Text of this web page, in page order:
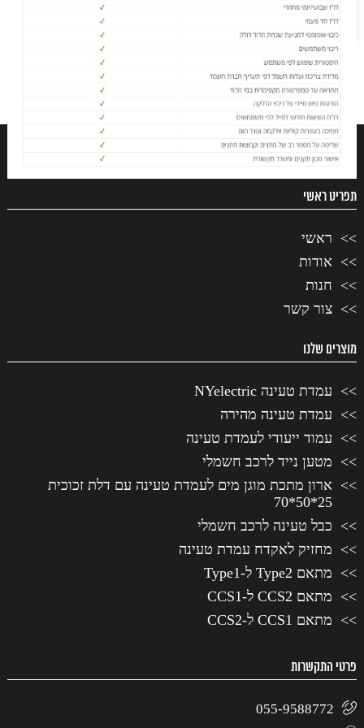
הוא:
הוספה לסל
צפייה במוצר
תפריט ראשי
ראשי
אודות
חנות
צור קשר
מוצרים שלנו
עמדת טעינה NYelectric
עמדת טעינה מהירה
עמוד ייעודי לעמדת טעינה
מטען נייד לרכב חשמלי
ארון מתכת מוגן מים לעמדת טעינה עם דלת זכוכית
25*50*70
כבל טעינה לרכב חשמלי
מחזיק לאקדח עמדת טעינה
מתאם Type2 ל-Type1
מתאם CCS2 ל-CCS1
מתאם CCS1 ל-CCS2
פרטי התקשרות
055-9588772